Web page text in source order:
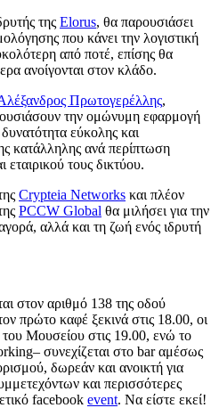
της Elorus, θα παρουσιάσει
που κάνει την λογιστική
από ποτέ, επίσης θα
ανοίγονται στον κλάδο.
Πρωτογερέλλης,
την ομώνυμη εφαρμογή
εύκολης και
κατάλληλης ανά περίπτωση
τους δικτύου.
Crypteia Networks και πλέον
PCCW Global θα μιλήσει για την
αλλά και τη ζωή ενός ιδρυτή
στον αριθμό 138 της οδού
πρώτο καφέ ξεκινά στις 18.00, οι
Μουσείου στις 19.00, ενώ το
συνεχίζεται στο bar αμέσως
δωρεάν και ανοικτή για
και περισσότερες
facebook event. Να είστε εκεί!